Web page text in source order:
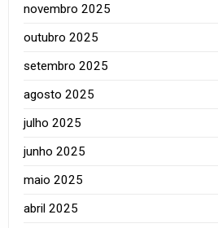
novembro 2025
outubro 2025
setembro 2025
agosto 2025
julho 2025
junho 2025
maio 2025
abril 2025